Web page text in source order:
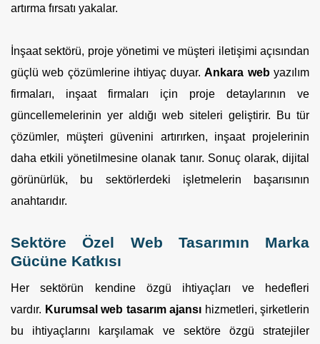
artırma fırsatı yakalar.
İnşaat sektörü, proje yönetimi ve müşteri iletişimi açısından
güçlü web çözümlerine ihtiyaç duyar.Ankara webyazılım
firmaları, inşaat firmaları için proje detaylarının ve
güncellemelerinin yer aldığı web siteleri geliştirir. Bu tür
çözümler, müşteri güvenini artırırken, inşaat projelerinin
daha etkili yönetilmesine olanak tanır. Sonuç olarak, dijital
görünürlük, bu sektörlerdeki işletmelerin başarısının
anahtarıdır.
Sektöre Özel Web Tasarımın Marka
Gücüne Katkısı
Her sektörün kendine özgü ihtiyaçları ve hedefleri
vardır. Kurumsal web tasarım ajansı hizmetleri, şirketlerin
bu ihtiyaçlarını karşılamak ve sektöre özgü stratejiler